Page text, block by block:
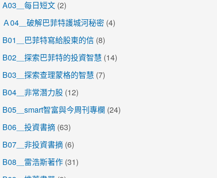
A03＿每日短文 (2)
Ａ04＿破解巴菲特護城河秘密 (4)
B01＿巴菲特寫給股東的信 (8)
B02＿探索巴菲特的投資智慧 (14)
B03＿探索查理蒙格的智慧 (7)
B04＿非常潛力股 (12)
B05＿smart智富與今周刊專欄 (24)
B06＿投資書摘 (63)
B07＿非投資書摘 (6)
B08＿雷浩斯著作 (31)